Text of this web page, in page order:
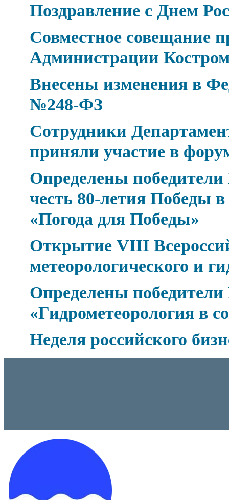
Поздравление с Днем
Совместное совещание
Администрации
Внесены изменения в
№248-ФЗ
Сотрудники
приняли участие в
Определены победители
честь 80-летия Победы
«Погода для Победы»
Открытие VIII
метеорологического и
Определены победители
«Гидрометеорология в
Неделя российского